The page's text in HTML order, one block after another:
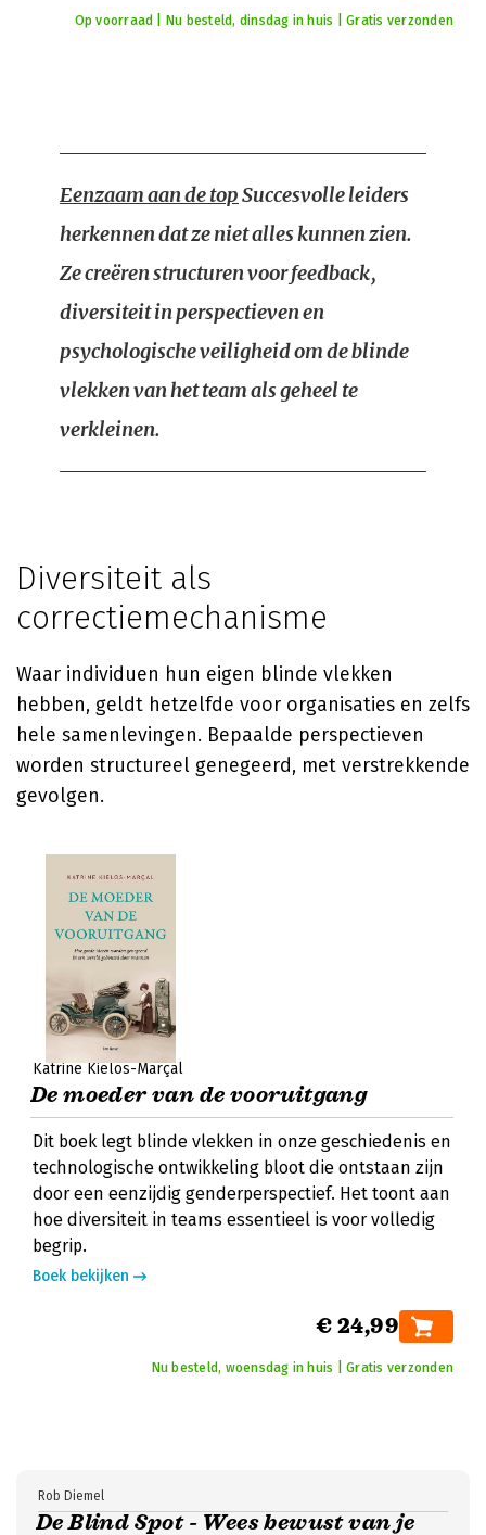
Op voorraad | Nu besteld, dinsdag in huis | Gratis verzonden
Eenzaam aan de topSuccesvolle leiders
herkennen dat ze niet alles kunnen zien.
Ze creëren structuren voor feedback,
diversiteit in perspectieven en
psychologische veiligheid om de blinde
vlekken van het team als geheel te
verkleinen.
Diversiteit als
correctiemechanisme
Waar individuen hun eigen blinde vlekken
hebben, geldt hetzelfde voor organisaties en zelfs
hele samenlevingen. Bepaalde perspectieven
worden structureel genegeerd, met verstrekkende
gevolgen.
Katrine Kielos-Marçal
De moeder van de vooruitgang
Dit boek legt blinde vlekken in onze geschiedenis en
technologische ontwikkeling bloot die ontstaan zijn
door een eenzijdig genderperspectief. Het toont aan
hoe diversiteit in teams essentieel is voor volledig
begrip.
Boek bekijken
€ 24,99
Nu besteld, woensdag in huis | Gratis verzonden
De Blind Spot - Wees bewust van je
Rob Diemel